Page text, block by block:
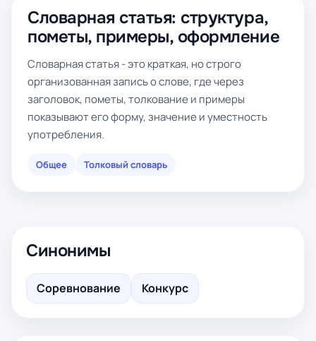
Словарная статья: структура,
пометы, примеры, оформление
Словарная статья - это краткая, но строго
организованная запись о слове, где через
заголовок, пометы, толкование и примеры
показывают его форму, значение и уместность
употребления.
Общее Толковый словарь
Синонимы
Соревнование Конкурс